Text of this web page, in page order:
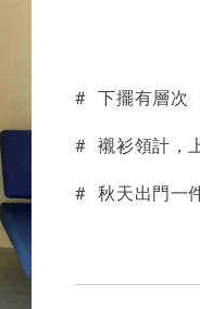
NT$ 190
NT$ 450
# 下擺有層次
# 襯衫領計，
# 秋天出門一